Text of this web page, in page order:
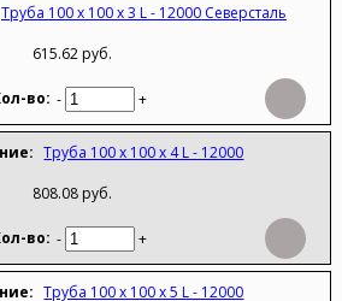
Труба 100 х 100 х 3 L - 12000 Северсталь
615.62 руб.
- +
Труба 100 х 100 х 4 L - 12000
808.08 руб.
- +
Труба 100 х 100 х 5 L - 12000